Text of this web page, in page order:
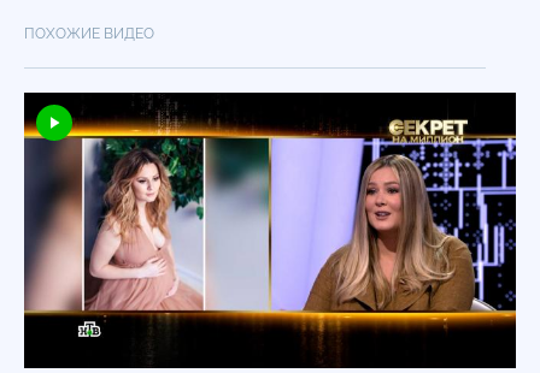
ПОХОЖИЕ ВИДЕО